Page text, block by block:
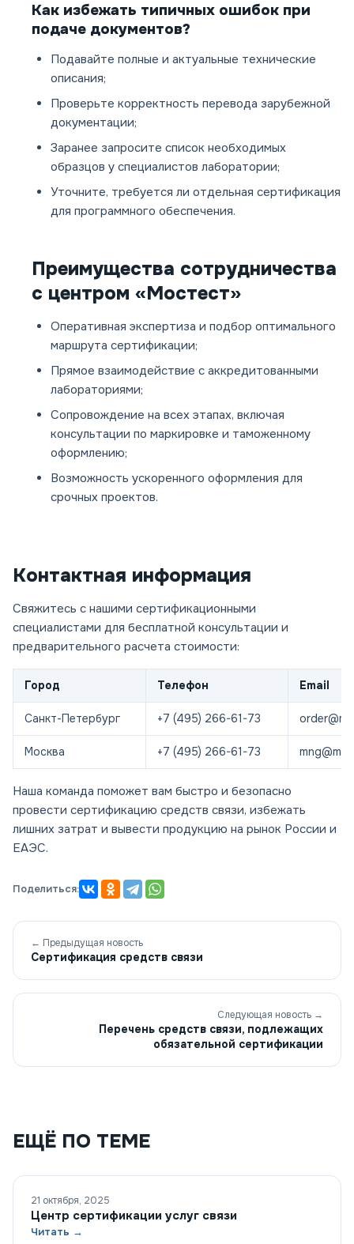
Как избежать типичных ошибок при
подаче документов?
Подавайте полные и актуальные технические
описания;
Проверьте корректность перевода зарубежной
документации;
Заранее запросите список необходимых
образцов у специалистов лаборатории;
Уточните, требуется ли отдельная сертификация
для программного обеспечения.
Преимущества сотрудничества
с центром «Мостест»
Оперативная экспертиза и подбор оптимального
маршрута сертификации;
Прямое взаимодействие с аккредитованными
лабораториями;
Сопровождение на всех этапах, включая
консультации по маркировке и таможенному
оформлению;
Возможность ускоренного оформления для
срочных проектов.
Контактная информация
Свяжитесь с нашими сертификационными
специалистами для бесплатной консультации и
предварительного расчета стоимости:
Город Телефон Email
Санкт-Петербург +7 (495) 266-61-73
Москва +7 (495) 266-61-73
Наша команда поможет вам быстро и безопасно
провести сертификацию средств связи, избежать
лишних затрат и вывести продукцию на рынок России и
ЕАЭС.
Поделиться:
← Предыдущая новость
Сертификация средств связи
Следующая новость →
Перечень средств связи, подлежащих
обязательной сертификации
ЕЩЁ ПО ТЕМЕ
21 октября, 2025
Центр сертификации услуг связи
Читать →